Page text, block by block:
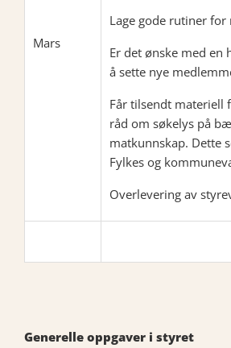
Mars
Lage gode rutiner
Er det ønske med en
å sette nye
Får tilsendt materiell
råd om søkelys på
matkunnskap. Dette
Fylkes og
Overlevering av
Generelle oppgaver i styret